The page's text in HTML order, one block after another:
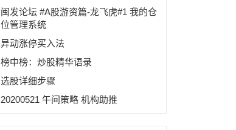
闽发论坛 #A股游资篇-龙飞虎#1 我的仓
位管理系统
异动涨停买入法
榜中榜：炒股精华语录
选股详细步骤
20200521 午间策略 机构助推